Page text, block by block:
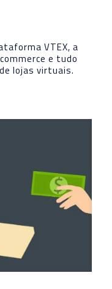
VTEX, a
e tudo
lojas virtuais.